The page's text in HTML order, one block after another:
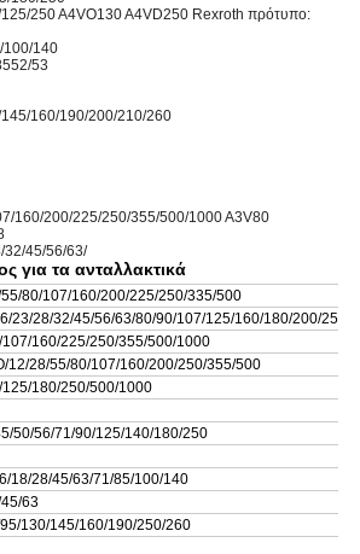
250 A4VO130 A4VD250 Rexroth πρότυπο:
100/140
53
160/190/200/210/260
160/200/225/250/355/500/1000 A3V80
32/45/56/63/
για τα ανταλλακτικά
80/107/160/200/225/250/335/500
23/28/32/45/56/63/80/90/107/125/160/180/200/250/
160/225/250/355/500/1000
12/28/55/80/107/160/200/250/355/500
180/250/500/1000
50/56/71/90/125/140/180/250
18/28/45/63/71/85/100/140
63
130/145/160/190/250/260